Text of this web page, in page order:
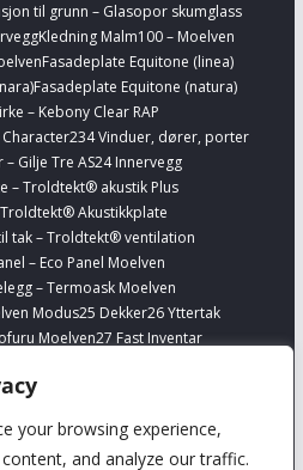
your browsing experience,
and analyze our traffic.
til grunn – Glasopor skumglass
Kledning Malm100 – Moelven
Fasadeplate Equitone (linea)
Fasadeplate Equitone (natura)
– Kebony Clear RAP
234 Vinduer, dører, porter
Gilje Tre AS24 Innervegg
– Troldtekt® akustik Plus
Akustikkplate
tak – Troldtekt® ventilation
– Eco Panel Moelven
– Termoask Moelven
Modus25 Dekker26 Yttertak
Moelven27 Fast Inventar
Banevare
og prefittings – Viega
til drikkevannsintallasjoner – 1.4401